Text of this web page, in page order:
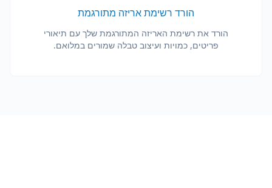
הורד רשימת אריזה מתורגמת
הורד את רשימת האריזה המתורגמת שלך עם תיאורי
פריטים, כמויות ועיצוב טבלה שמורים במלואם.